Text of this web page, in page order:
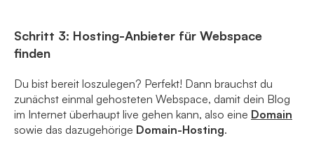
Schritt 3: Hosting-Anbieter für Webspace
finden
Du bist bereit loszulegen? Perfekt! Dann brauchst du
zunächst einmal gehosteten Webspace, damit dein Blog
im Internet überhaupt live gehen kann, also eine Domain
sowie das dazugehörige Domain-Hosting.